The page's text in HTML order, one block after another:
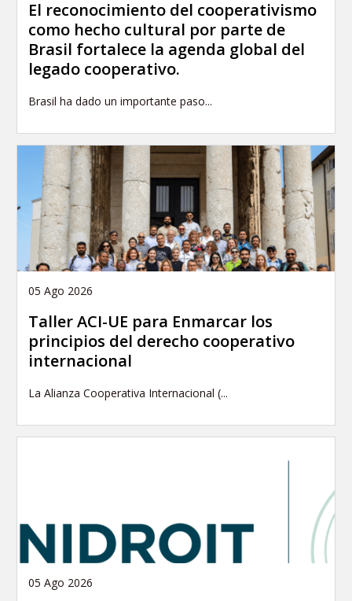
El reconocimiento del cooperativismo
como hecho cultural por parte de
Brasil fortalece la agenda global del
legado cooperativo.
Brasil ha dado un importante paso...
05 Ago 2026
Taller ACI-UE para Enmarcar los
principios del derecho cooperativo
internacional
La Alianza Cooperativa Internacional (...
05 Ago 2026